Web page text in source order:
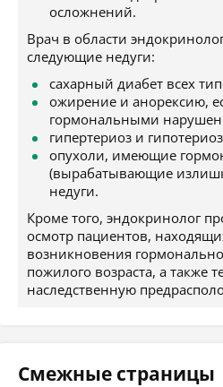
осложнений.
Врач в области
следующие недуги:
сахарный диабет всех
ожирение и анорексию,
гормональными
гипертериоз и
опухоли, имеющие
(вырабатывающие
недуги.
Кроме того, эндокринолог
осмотр пациентов,
возникновения
пожилого возраста, а также
наследственную
Смежные страницы